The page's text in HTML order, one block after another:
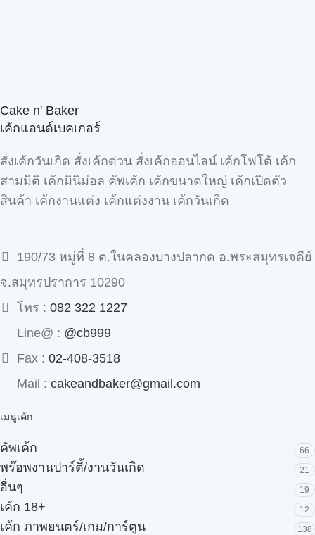
Cake n' Baker
เค้กแอนด์เบคเกอร์
สั่งเค้กวันเกิด สั่งเค้กด่วน สั่งเค้กออนไลน์ เค้กโฟโต้ เค้ก
สามมิติ เค้กมินิม่อล คัพเค้ก เค้กขนาดใหญ่ เค้กเปิดตัว
สินค้า เค้กงานแต่ง เค้กแต่งงาน เค้กวันเกิด
190/73 หมู่ที่ 8 ต.ในคลองบางปลากด อ.พระสมุทรเจดีย์
จ.สมุทรปราการ 10290
โทร : 082 322 1227
Line@ : @cb999
Fax : 02-408-3518
Mail : cakeandbaker@gmail.com
เมนูเค้ก
คัพเค้ก 66
พร๊อพงานปาร์ตี้/งานวันเกิด 21
อื่นๆ 19
เค้ก 18+ 12
เค้ก ภาพยนตร์/เกม/การ์ตูน 138